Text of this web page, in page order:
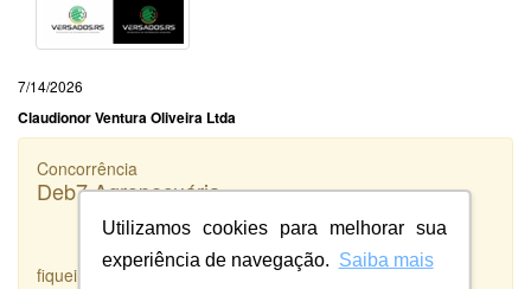
Utilizamos cookies para melhorar sua
experiência de navegação. Saiba mais
7/14/2026
Claudionor Ventura Oliveira Ltda
Concorrência
Deb7 Agropecuária
fiquei satisfeita com o serviço prestado